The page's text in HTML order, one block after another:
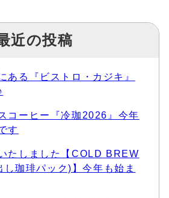
近の投稿
ある『ビストロ・カジキ』
コーヒー『冷珈2026』今年
す
たしました【COLD BREW
珈琲パック)】今年も始ま